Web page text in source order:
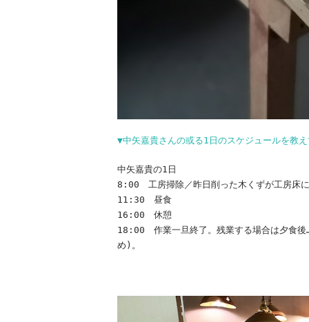
▼中矢嘉貴さんの或る1日のスケジュールを教
中矢嘉貴の1日
8:00 工房掃除／昨日削った木くずが工房床
11:30 昼食
16:00 休憩
18:00 作業一旦終了。残業する場合は夕食後
め)。